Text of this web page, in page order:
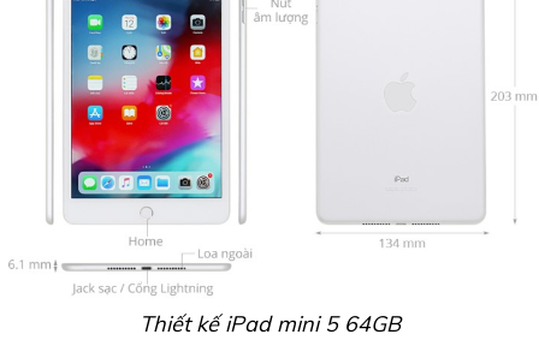
Thiết kế iPad mini 5 64GB